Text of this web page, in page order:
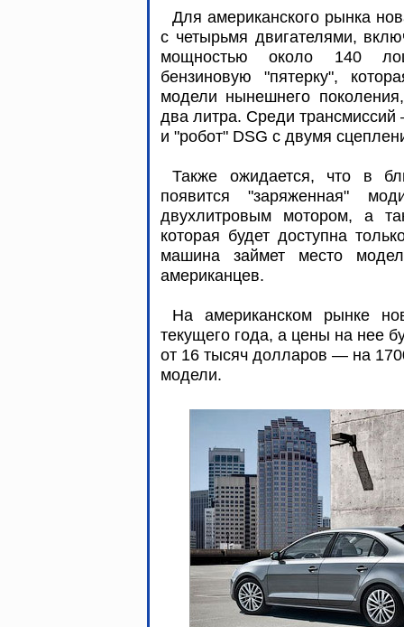
Для американского рынка
с четырьмя двигателями,
мощностью около 140
бензиновую "пятерку",
модели нынешнего
два литра. Среди
и "робот" DSG с двумя
Также ожидается, что в
появится "заряженная"
двухлитровым мотором, а
которая будет доступна
машина займет место
американцев.
На американском рынке
текущего года, а цены на нее
от 16 тысяч долларов — на
модели.